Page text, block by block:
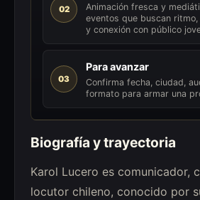
02
Animación fresca y
eventos que buscan
y conexión con público
03
Para avanzar
Confirma fecha, ciudad,
formato para armar una
Biografía y trayectoria
Karol Lucero es comunicador,
locutor chileno, conocido por